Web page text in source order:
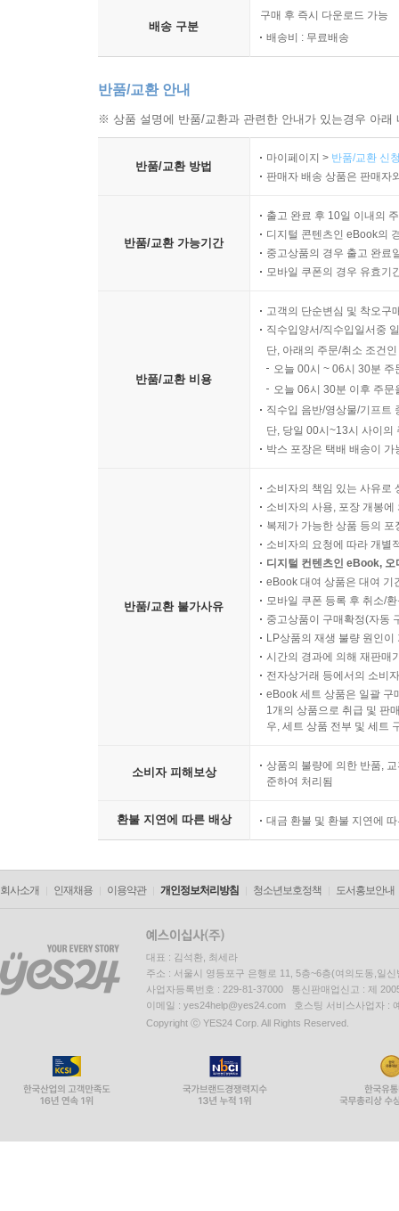
배송 구분
구매 후 즉시 다운로드 가능
배송비 : 무료배송
반품/교환 안내
※ 상품 설명에 반품/교환과 관련한 안내가 있는경우 아
반품/교환 방법
마이페이지 > 반품/교환 신
판매자 배송 상품은 판매자
반품/교환 가능기간
출고 완료 후 10일 이내의
디지털 콘텐츠인 eBook의
중고상품의 경우 출고 완료
모바일 쿠폰의 경우 유효기
반품/교환 비용
고객의 단순변심 및 착오구
직수입양서/직수입일서중
단, 아래의 주문/취소 조건
오늘 00시 ~ 06시 30분
오늘 06시 30분 이후 주
직수입 음반/영상물/기프트
단, 당일 00시~13시 사이의
박스 포장은 택배 배송이
반품/교환 불가사유
소비자의 책임 있는 사유로
소비자의 사용, 포장 개봉
복제가 가능한 상품 등의
소비자의 요청에 따라 개별
디지털 컨텐츠인 eBook,
eBook 대여 상품은 대여 기
모바일 쿠폰 등록 후 취소/
중고상품이 구매확정(자동
LP상품의 재생 불량 원인
시간의 경과에 의해 재판매
전자상거래 등에서의 소비
eBook 세트 상품은 일괄 구
1개의 상품으로 취급 및 판
우, 세트 상품 전부 및 세트
소비자 피해보상
상품의 불량에 의한 반품,
준하여 처리됨
환불 지연에 따른 배상 대금 환불 및 환불 지연에
회사소개 인재채용 이용약관 개인정보처리방침 청소년보호정책 도서홍보안내
대표 : 김석환, 최세라
주소 : 서울시 영등포구 은행로 11, 5층~6층(여의도동,일신
사업자등록번호 : 229-81-37000 통신판매업신고 : 제
이메일 : yes24help@yes24.com 호스팅 서비스사업자 :
Copyright ⓒ YES24 Corp. All Rights Reserved.